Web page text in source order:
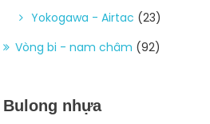
Yokogawa - Airtac (23)
Vòng bi - nam châm (92)
Bulong nhựa